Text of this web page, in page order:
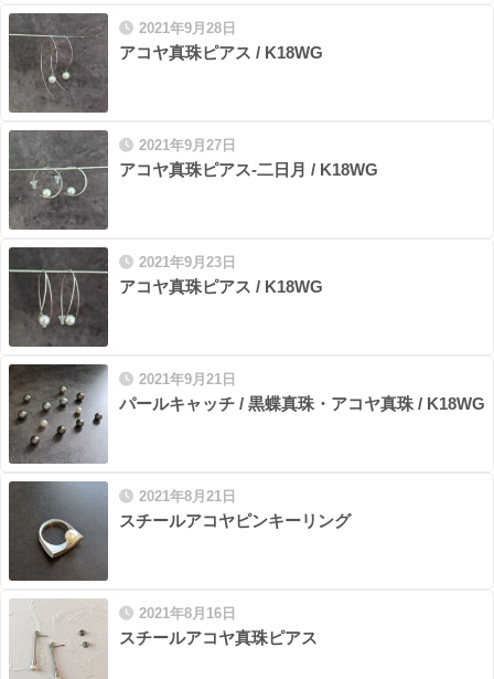
2021年9月28日
アコヤ真珠ピアス / K18WG
2021年9月27日
アコヤ真珠ピアス-二日月 / K18WG
2021年9月23日
アコヤ真珠ピアス / K18WG
2021年9月21日
パールキャッチ / 黒蝶真珠・アコヤ真珠 / K18WG
2021年8月21日
スチールアコヤピンキーリング
2021年8月16日
スチールアコヤ真珠ピアス